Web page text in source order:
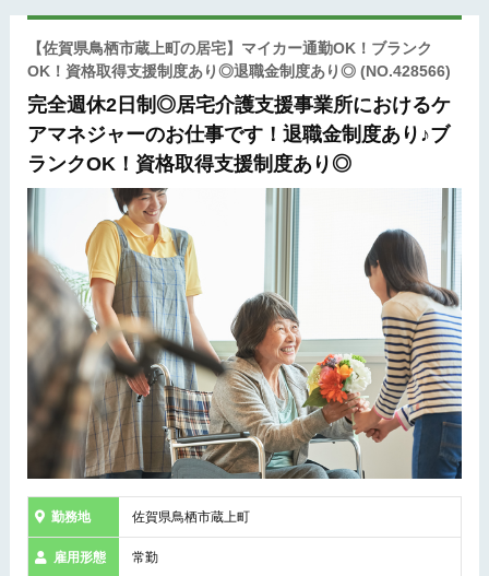
【佐賀県鳥栖市蔵上町の居宅】マイカー通勤OK！ブランク
OK！資格取得支援制度あり◎退職金制度あり◎ (NO.428566)
完全週休2日制◎居宅介護支援事業所におけるケ
アマネジャーのお仕事です！退職金制度あり♪ブ
ランクOK！資格取得支援制度あり◎
勤務地 佐賀県鳥栖市蔵上町
雇用形態 常勤